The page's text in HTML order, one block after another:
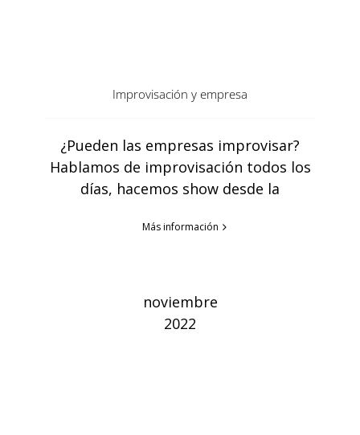
Improvisación y empresa
¿Pueden las empresas improvisar?
Hablamos de improvisación todos los
días, hacemos show desde la
Más información
noviembre
2022